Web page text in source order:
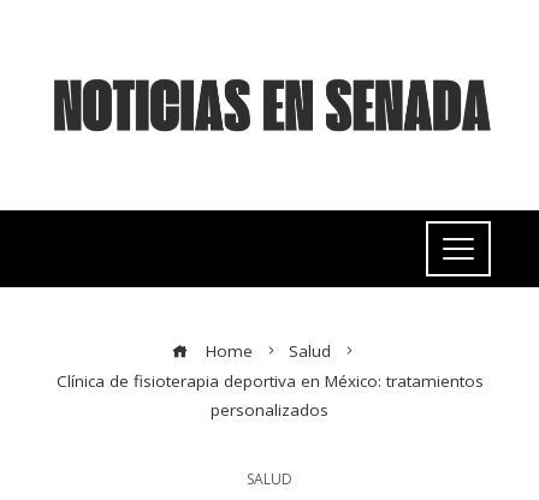
Home
Salud
Clínica de fisioterapia deportiva en México: tratamientos
personalizados
SALUD